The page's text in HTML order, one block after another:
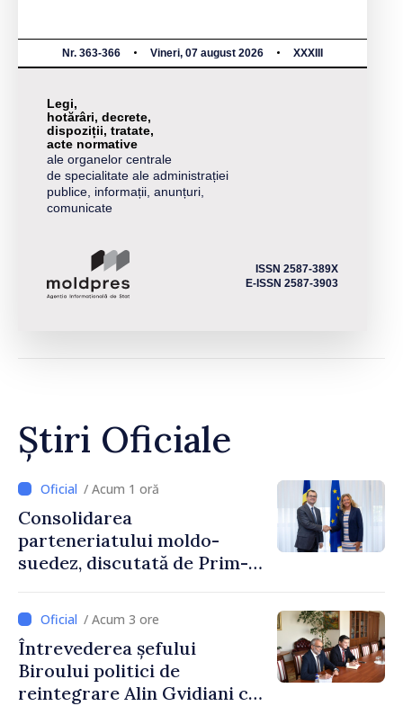
Nr. 363-366 Vineri, 07 august 2026 XXXIII
Legi,
hotărâri, decrete,
dispoziții, tratate,
acte normative
ale organelor centrale
de specialitate ale administrației
publice, informații, anunțuri,
comunicate
ISSN 2587-389X
E-ISSN 2587-3903
Știri Oficiale
/ Acum 1 oră
Consolidarea
parteneriatului moldo-
suedez, discutată de Prim-
Ambasadoarea Suediei,
Petra Lärke/ Acum 3 ore
Întrevederea șefului
Biroului politici de
reintegrare Alin Gvidiani cu